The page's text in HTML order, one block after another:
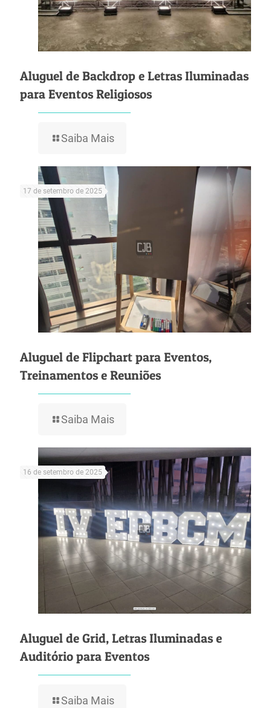
Aluguel de Backdrop e Letras Iluminadas
para Eventos Religiosos
Saiba Mais
17 de setembro de 2025
Aluguel de Flipchart para Eventos,
Treinamentos e Reuniões
Saiba Mais
16 de setembro de 2025
Aluguel de Grid, Letras Iluminadas e
Auditório para Eventos
Saiba Mais